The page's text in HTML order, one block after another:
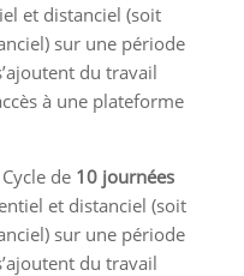
et distanciel (soit
sur une période
du travail
à une plateforme
de 10 journées
et distanciel (soit
sur une période
du travail